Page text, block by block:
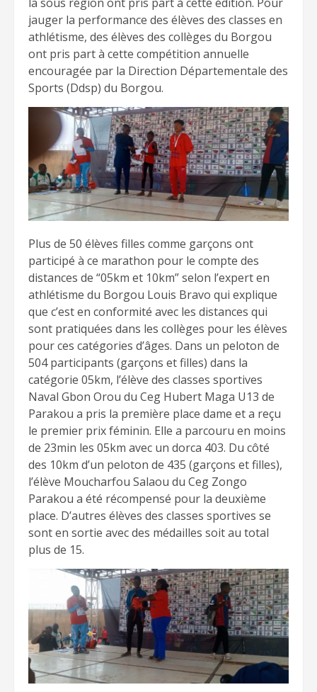
jauger la performance des élèves des classes en
athlétisme, des élèves des collèges du Borgou
ont pris part à cette compétition annuelle
encouragée par la Direction Départementale des
Sports (Ddsp) du Borgou.
Plus de 50 élèves filles comme garçons ont
participé à ce marathon pour le compte des
distances de “05km et 10km” selon l’expert en
athlétisme du Borgou Louis Bravo qui explique
que c’est en conformité avec les distances qui
sont pratiquées dans les collèges pour les élèves
pour ces catégories d’âges. Dans un peloton de
504 participants (garçons et filles) dans la
catégorie 05km, l’élève des classes sportives
Naval Gbon Orou du Ceg Hubert Maga U13 de
Parakou a pris la première place dame et a reçu
le premier prix féminin. Elle a parcouru en moins
de 23min les 05km avec un dorca 403. Du côté
des 10km d’un peloton de 435 (garçons et filles),
l’élève Moucharfou Salaou du Ceg Zongo
Parakou a été récompensé pour la deuxième
place. D’autres élèves des classes sportives se
sont en sortie avec des médailles soit au total
plus de 15.